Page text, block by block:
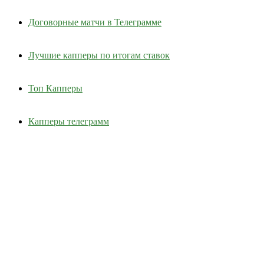
Договорные матчи в Телеграмме
Лучшие капперы по итогам ставок
Топ Капперы
Капперы телеграмм